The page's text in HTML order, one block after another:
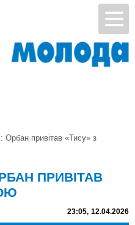
Орбан привітав «Тису» з
ПРИВІТАВ
23:05, 12.04.2026